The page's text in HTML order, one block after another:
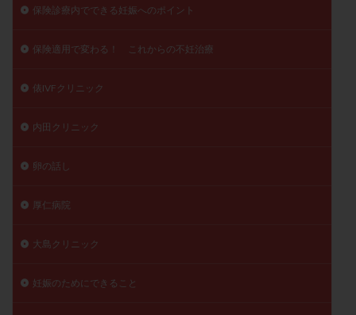
保険診療内でできる妊娠へのポイント
保険適用で変わる！ これからの不妊治療
俵IVFクリニック
内田クリニック
卵の話し
厚仁病院
大島クリニック
妊娠のためにできること